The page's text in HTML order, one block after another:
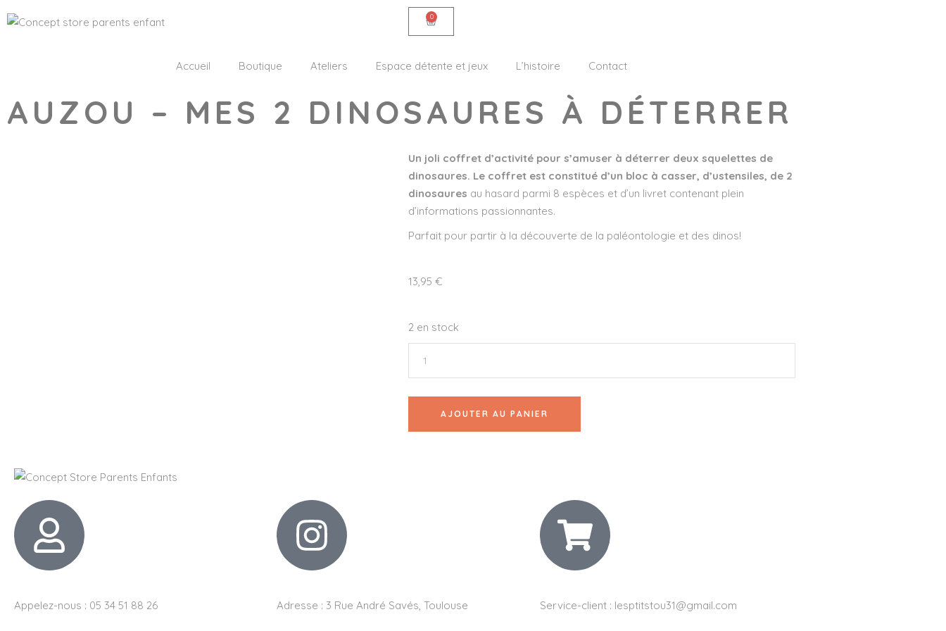
0
Accueil Boutique Ateliers Espace détente et jeux L’histoire Contact
AUZOU – MES 2 DINOSAURES À DÉTERRER
Un joli coffret d’activité pour s’amuser à déterrer deux squelettes de
dinosaures. Le coffret est constitué d’un bloc à casser, d’ustensiles, de 2
dinosaures au hasard parmi 8 espèces et d’un livret contenant plein
d’informations passionnantes.
Parfait pour partir à la découverte de la paléontologie et des dinos!
13,95 €
2 en stock
AJOUTER AU PANIER
Appelez-nous : 05 34 51 88 26 Adresse : 3 Rue André Savés, Toulouse Service-client : lesptitstou31@gmail.com